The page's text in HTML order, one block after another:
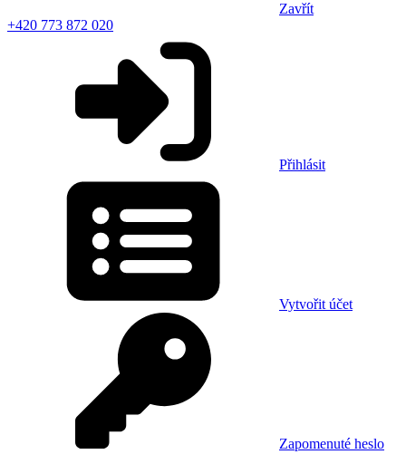
Zavřít
+420 773 872 020
Přihlásit
Vytvořit účet
Zapomenuté heslo